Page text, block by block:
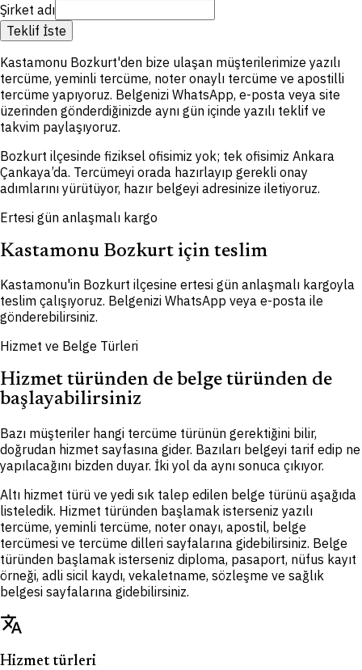
Şirket adı
Teklif İste
Kastamonu Bozkurt'den bize ulaşan müşterilerimize yazılı
tercüme, yeminli tercüme, noter onaylı tercüme ve apostilli
tercüme yapıyoruz. Belgenizi WhatsApp, e-posta veya site
üzerinden gönderdiğinizde aynı gün içinde yazılı teklif ve
takvim paylaşıyoruz.
Bozkurt ilçesinde fiziksel ofisimiz yok; tek ofisimiz Ankara
Çankaya’da. Tercümeyi orada hazırlayıp gerekli onay
adımlarını yürütüyor, hazır belgeyi adresinize iletiyoruz.
Ertesi gün anlaşmalı kargo
Kastamonu Bozkurt için teslim
Kastamonu'in Bozkurt ilçesine ertesi gün anlaşmalı kargoyla
teslim çalışıyoruz. Belgenizi WhatsApp veya e-posta ile
gönderebilirsiniz.
Hizmet ve Belge Türleri
Hizmet türünden de belge türünden de
başlayabilirsiniz
Bazı müşteriler hangi tercüme türünün gerektiğini bilir,
doğrudan hizmet sayfasına gider. Bazıları belgeyi tarif edip ne
yapılacağını bizden duyar. İki yol da aynı sonuca çıkıyor.
Altı hizmet türü ve yedi sık talep edilen belge türünü aşağıda
listeledik. Hizmet türünden başlamak isterseniz yazılı
tercüme, yeminli tercüme, noter onayı, apostil, belge
tercümesi ve tercüme dilleri sayfalarına gidebilirsiniz. Belge
türünden başlamak isterseniz diploma, pasaport, nüfus kayıt
örneği, adli sicil kaydı, vekaletname, sözleşme ve sağlık
belgesi sayfalarına gidebilirsiniz.
translate
Hizmet türleri